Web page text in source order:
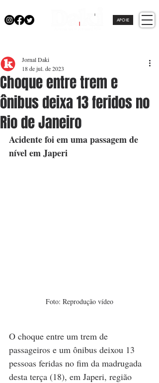
APOIE
Choque entre trem e
ônibus deixa 13 feridos no
Rio de Janeiro
Jornal Daki
18 de jul. de 2023
Acidente foi em uma passagem de
nível em Japeri
Foto: Reprodução vídeo
O choque entre um trem de
passageiros e um ônibus deixou 13
pessoas feridas no fim da madrugada
desta terça (18), em Japeri, região